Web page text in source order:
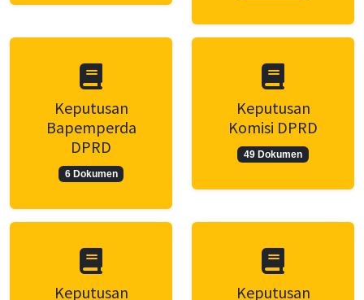
Keputusan
Bapemperda
DPRD
6 Dokumen
Keputusan
Komisi DPRD
49 Dokumen
Keputusan
Keputusan